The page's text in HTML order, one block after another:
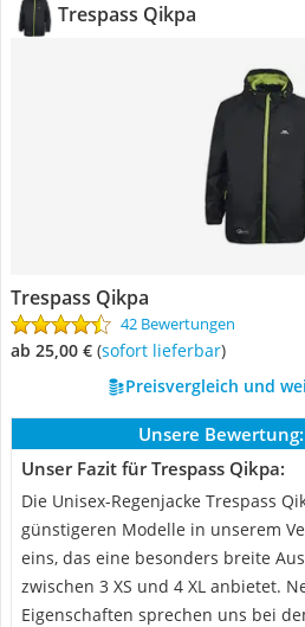
Trespass Qikpa
Trespass Qikpa
42 Bewertungen
ab 25,00 € ( Sofort lieferbar)
Preisvergleich und
Unsere Bewertung:
Unser Fazit für Trespass Qikpa:
Die Unisex-Regenjacke Trespass
günstigeren Modelle in unserem
eins, das eine besonders breite
zwischen 3 XS und 4 XL anbietet.
Eigenschaften sprechen uns bei